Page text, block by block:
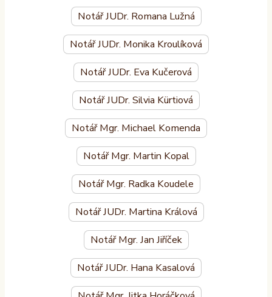
Notář JUDr. Romana Lužná
Notář JUDr. Monika Kroulíková
Notář JUDr. Eva Kučerová
Notář JUDr. Silvia Kürtiová
Notář Mgr. Michael Komenda
Notář Mgr. Martin Kopal
Notář Mgr. Radka Koudele
Notář JUDr. Martina Králová
Notář Mgr. Jan Jiříček
Notář JUDr. Hana Kasalová